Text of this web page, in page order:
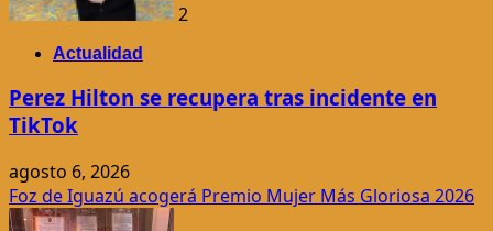
2
Actualidad
Perez Hilton se recupera tras incidente en
TikTok
agosto 6, 2026
Foz de Iguazú acogerá Premio Mujer Más Gloriosa 2026